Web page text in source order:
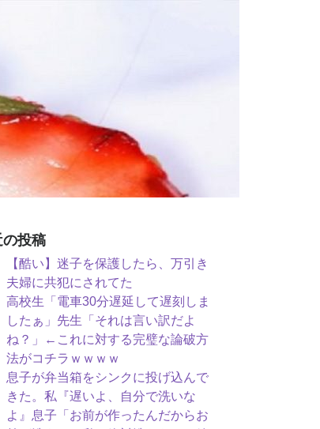
の投稿
【酷い】迷子を保護したら、万引き
夫婦に共犯にされてた
高校生「電車30分遅延して遅刻しま
したぁ」先生「それは言い訳だよ
ね？」←これに対する完璧な論破方
法がコチラｗｗｗｗ
息子が弁当箱をシンクに投げ込んで
きた。私『遅いよ、自分で洗いな
よ』息子「お前が作ったんだからお